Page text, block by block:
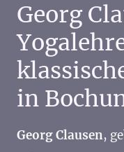
Georg
in
Georg Clausen,